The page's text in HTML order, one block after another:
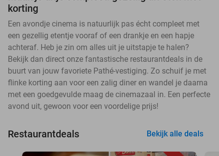
korting
Een avondje cinema is natuurlijk pas écht compleet met
een gezellig etentje vooraf of een drankje en een hapje
achteraf. Heb je zin om alles uit je uitstapje te halen?
Bekijk dan direct onze fantastische restaurantdeals in de
buurt van jouw favoriete Pathé-vestiging. Zo schuif je met
flinke korting aan voor een zalig diner en wandel je daarna
met een goedgevulde maag de cinemazaal in. Een perfecte
avond uit, gewoon voor een voordelige prijs!
Restaurantdeals Bekijk alle deals